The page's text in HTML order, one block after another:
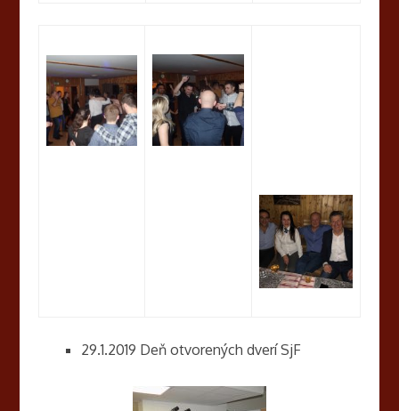
29.1.2019 Deň otvorených dverí SjF